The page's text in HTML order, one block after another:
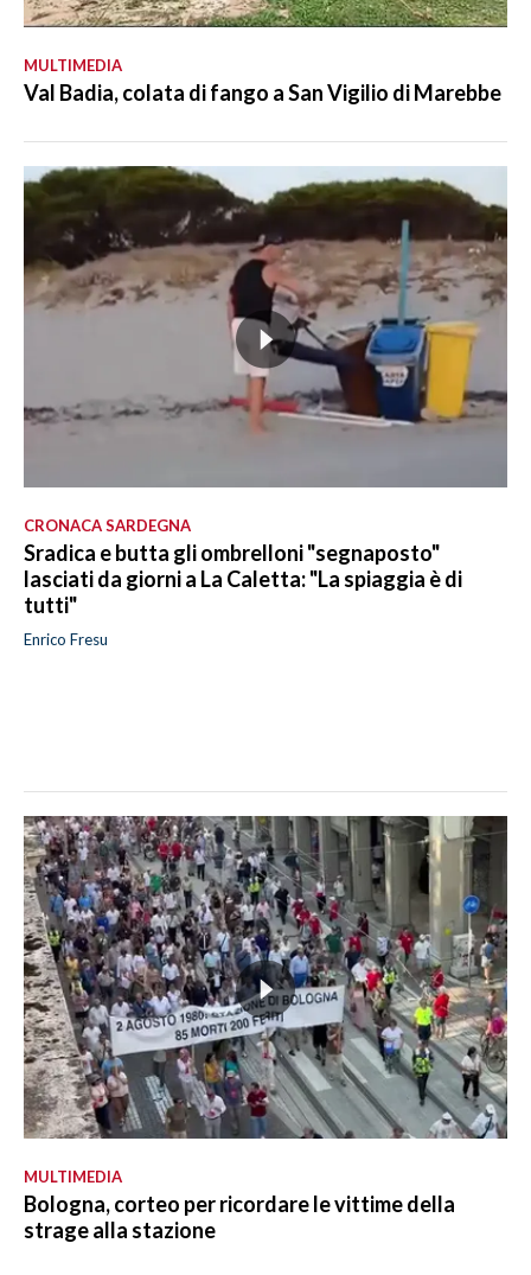
MULTIMEDIA
Val Badia, colata di fango a San Vigilio di Marebbe
CRONACA SARDEGNA
Sradica e butta gli ombrelloni "segnaposto"
lasciati da giorni a La Caletta: "La spiaggia è di
tutti"
Enrico Fresu
MULTIMEDIA
Bologna, corteo per ricordare le vittime della
strage alla stazione